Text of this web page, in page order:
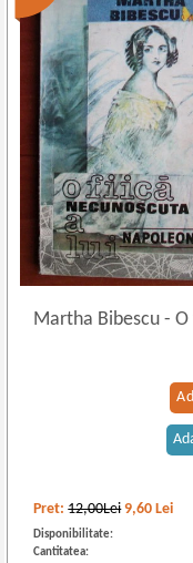
Martha Bibescu- O
Pret:12,00Lei 9,60 Lei
Disponibilitate:
Cantitatea: